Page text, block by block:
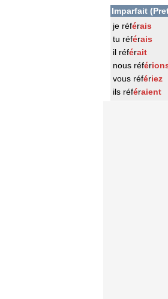
Imparfait
je référais
tu référais
il référait
nous référ
vous référiez
ils référaient